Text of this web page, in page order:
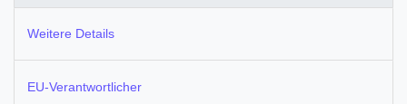
Weitere Details
EU-Verantwortlicher